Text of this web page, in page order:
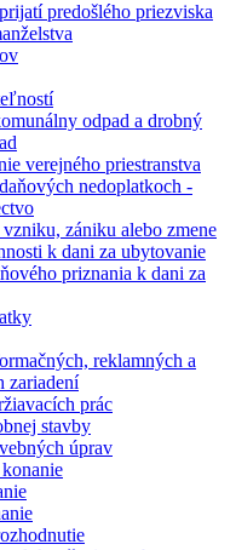
predošlého priezviska
odpad a drobný
verejného priestranstva
nedoplatkoch -
zániku alebo zmene
k dani za ubytovanie
priznania k dani za
reklamných a
zariadení
prác
stavby
úprav